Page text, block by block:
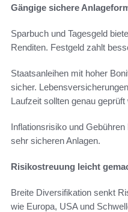
Gängige sichere
Sparbuch und Tagesgeld
Renditen. Festgeld zahlt
Staatsanleihen mit hoher
sicher.
Laufzeit sollten genau geprüft
Inflationsrisiko und
sehr sicheren Anlagen.
Risikostreuung leicht
Breite Diversifikation senkt
wie Europa, USA und